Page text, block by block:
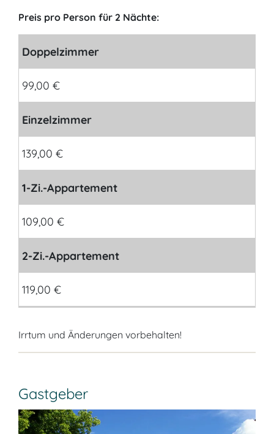
Preis pro Person für 2 Nächte:
Doppelzimmer
99,00 €
Einzelzimmer
139,00 €
1-Zi.-Appartement
109,00 €
2-Zi.-Appartement
119,00 €
Irrtum und Änderungen vorbehalten!
Gastgeber